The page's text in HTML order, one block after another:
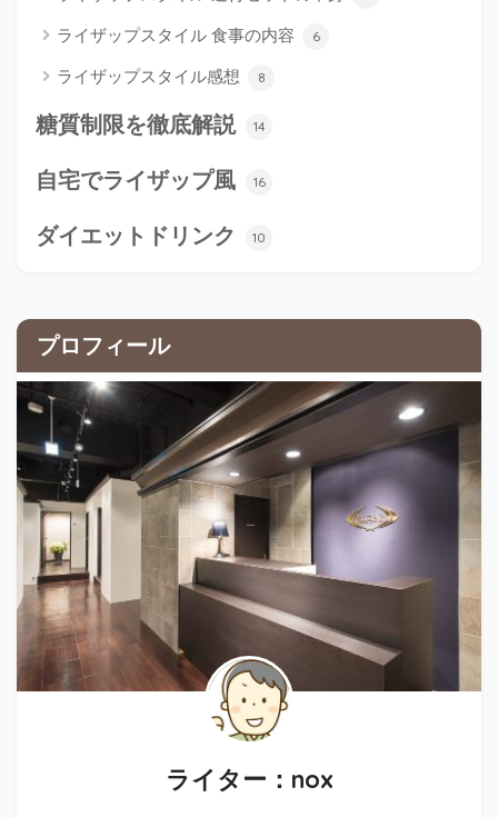
ライザップスタイル 食事の内容 6
ライザップスタイル感想 8
糖質制限を徹底解説 14
自宅でライザップ風 16
ダイエットドリンク 10
プロフィール
ライター：nox